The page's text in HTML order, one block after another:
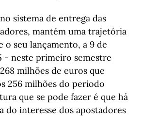
sistema de entrega das
mantém uma trajetória
o seu lançamento, a 9 de
- neste primeiro semestre
milhões de euros que
256 milhões do período
que se pode fazer é que há
do interesse dos apostadores